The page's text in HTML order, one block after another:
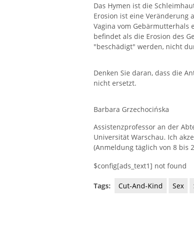
Das Hymen ist die
Erosion ist eine Veränderung
Vagina vom Gebärmutterhals
befindet als die Erosion des
"beschädigt" werden, nicht
Denken Sie daran, dass die
nicht ersetzt.
Barbara Grzechocińska
Assistenzprofessor an der
Universität Warschau. Ich
(Anmeldung täglich von 8 bis
$config[ads_text1] not found
Tags: Cut-And-Kind Sex